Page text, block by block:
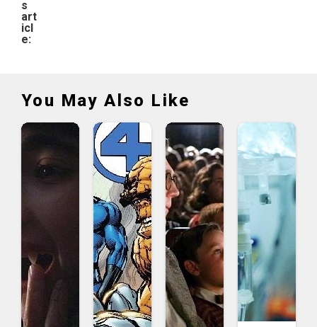
s
art
icl
e:
You May Also Like